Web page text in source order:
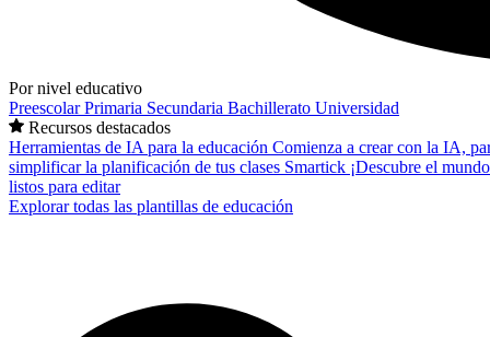
Por nivel educativo
PreescolarPrimaria Secundaria Bachillerato Universidad
Recursos destacados
Herramientas de IA para la educación Comienza a crear con la IA,
simplificar la planificación de tus clases Smartick ¡Descubre el
listos para editar
Explorar todas las plantillas de educación